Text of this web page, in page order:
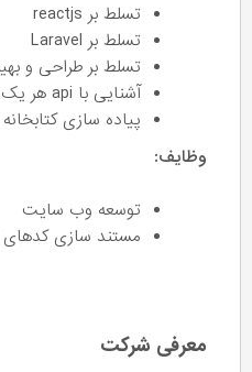
تسلط بر reactjs
تسلط بر Laravel
تسلط بر طراحی و
آشنایی با api هر یک از شبکه‌های اجتماعی
پیاده سازی
وظایف:
توسعه وب سایت
مستند سازی کد‌های
معرفی شرکت